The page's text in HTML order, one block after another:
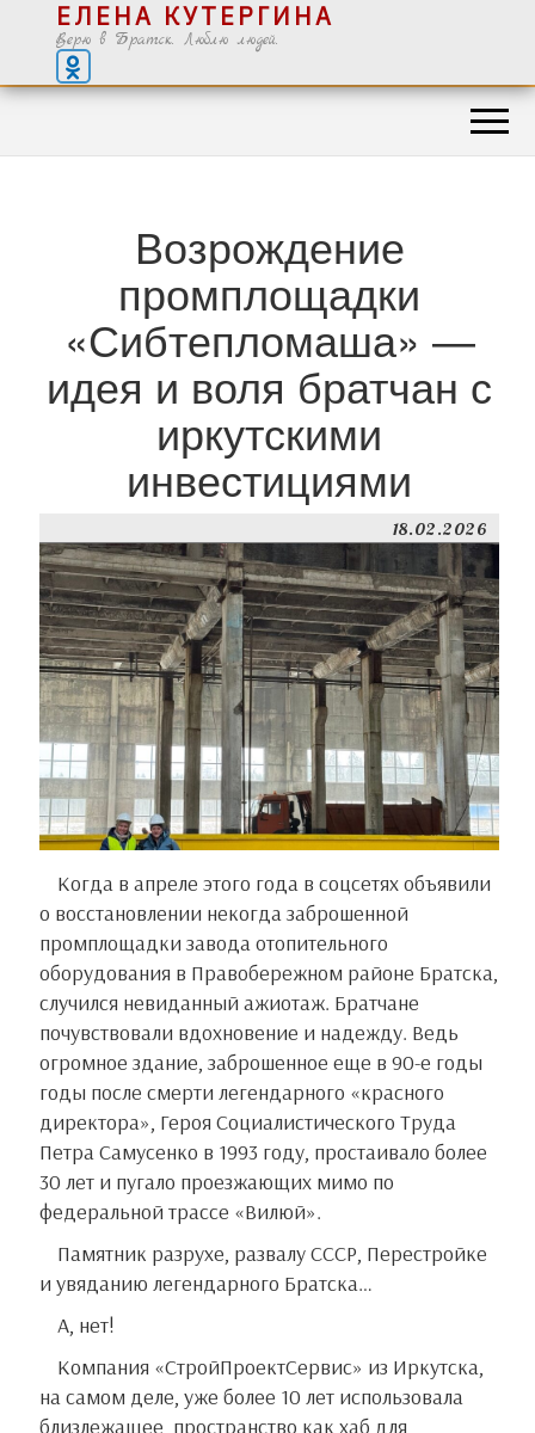
ЕЛЕНА КУТЕРГИНА
Верю в Братск. Люблю людей.
Возрождение
промплощадки
«Сибтепломаша» —
идея и воля братчан с
иркутскими
инвестициями
18.02.2026
Когда в апреле этого года в соцсетях объявили
о восстановлении некогда заброшенной
промплощадки завода отопительного
оборудования в Правобережном районе Братска,
случился невиданный ажиотаж. Братчане
почувствовали вдохновение и надежду. Ведь
огромное здание, заброшенное еще в 90-е годы
годы после смерти легендарного «красного
директора», Героя Социалистического Труда
Петра Самусенко в 1993 году, простаивало более
30 лет и пугало проезжающих мимо по
федеральной трассе «Вилюй».
Памятник разрухе, развалу СССР, Перестройке
и увяданию легендарного Братска…
А, нет!
Компания «СтройПроектСервис» из Иркутска,
на самом деле, уже более 10 лет использовала
близлежащее пространство как хаб для